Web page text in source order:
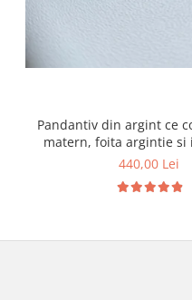
Pandantiv din argint ce
matern, foita argintie si
suvita440,00 Lei